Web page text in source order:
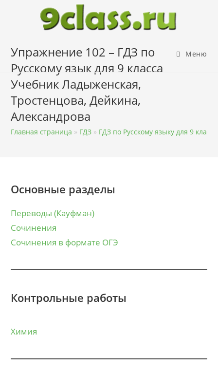
содержимому
Меню
Упражнение 102 – ГДЗ по
Русскому язык для 9 класса
Учебник Ладыженская,
Тростенцова, Дейкина,
Александрова
Главная страница » ГДЗ » ГДЗ по Русскому языку для 9 класса
Основные разделы
Переводы (Кауфман)
Сочинения
Сочинения в формате ОГЭ
Контрольные работы
Химия